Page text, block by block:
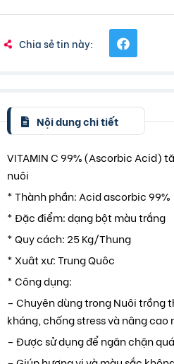
Chia sẻ tin này:
Nội dung chi tiết
VITAMIN C 99% (Ascorbic Acid)
nuôi
* Thành phần: Acid ascorbic 99%
* Đặc điểm: dạng bột màu trắng
* Quy cách: 25 Kg/Thung
* Xuât xư: Trung Quôc
* Công dụng:
– Chuyên dùng trong Nuôi trồng
kháng, chống stress và nâng
– Được sử dụng để ngăn chặn